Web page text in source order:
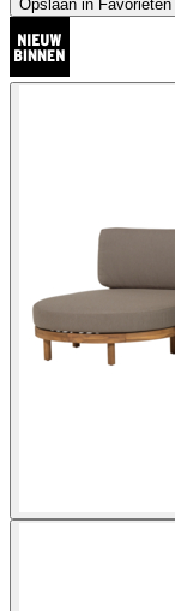
Opslaan in Favorieten